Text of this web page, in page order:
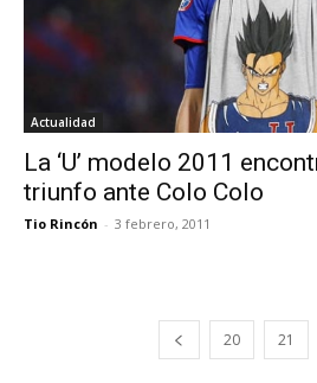
Actualidad
La ‘U’ modelo 2011
triunfo ante Colo Colo
Tio Rincón - 3 febrero, 2011
20 21